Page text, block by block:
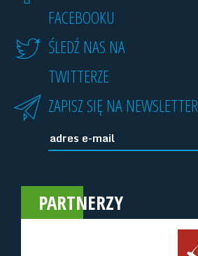
FACEBOOKU
ŚLEDŹ NAS NA
TWITTERZE
ZAPISZ SIĘ NA NEWSLETTER
PARTNERZY